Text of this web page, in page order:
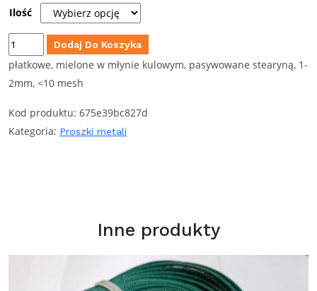
od
32,00 zł
do
360,00 zł
Ilość
ilość
Aluminium
Coarse
Al
Dodaj Do Koszyka
płatkowe, mielone w młynie kulowym, pasywowane stearyną, 1-
2mm, <10 mesh
Kod produktu: 675e39bc827d
Kategoria: Proszki metali
Inne produkty